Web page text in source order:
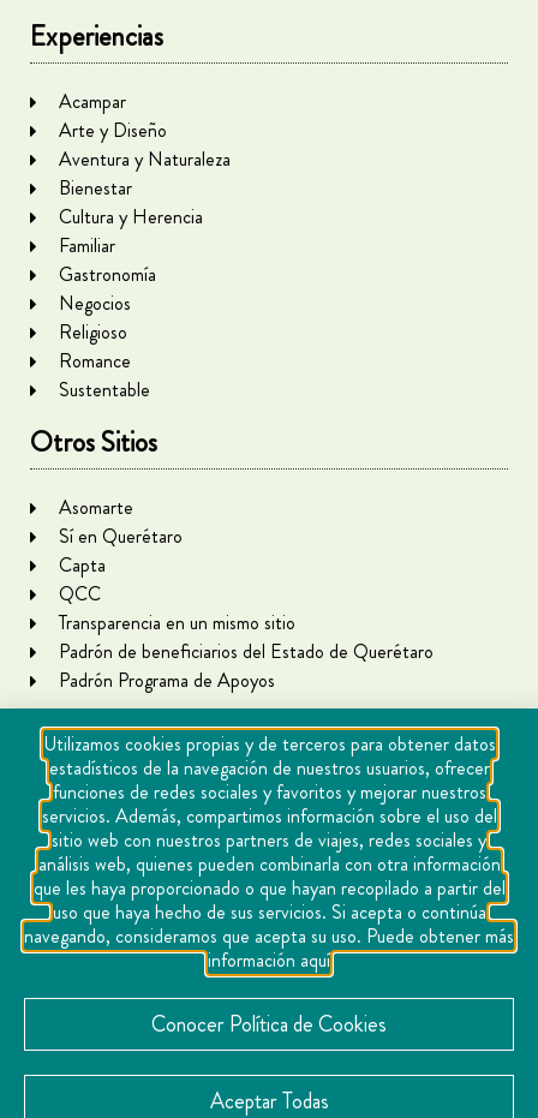
Experiencias
Acampar
Arte y Diseño
Aventura y Naturaleza
Bienestar
Cultura y Herencia
Familiar
Gastronomía
Negocios
Religioso
Romance
Sustentable
Otros Sitios
Asomarte
Sí en Querétaro
Capta
QCC
Transparencia en un mismo sitio
Padrón de beneficiarios del Estado de Querétaro
Padrón Programa de Apoyos
Copyright Querétaro Travel 2021 | v 1.1
Cookies
Aviso de privacidad
Directorio
Contacto
Utilizamos cookies propias y de terceros para obtener datos
estadísticos de la navegación de nuestros usuarios, ofrecer
funciones de redes sociales y favoritos y mejorar nuestros
servicios. Además, compartimos información sobre el uso del
sitio web con nuestros partners de viajes, redes sociales y
análisis web, quienes pueden combinarla con otra información
que les haya proporcionado o que hayan recopilado a partir del
uso que haya hecho de sus servicios. Si acepta o continúa
navegando, consideramos que acepta su uso. Puede obtener más
información aquí
Conocer Política de Cookies
Aceptar Todas